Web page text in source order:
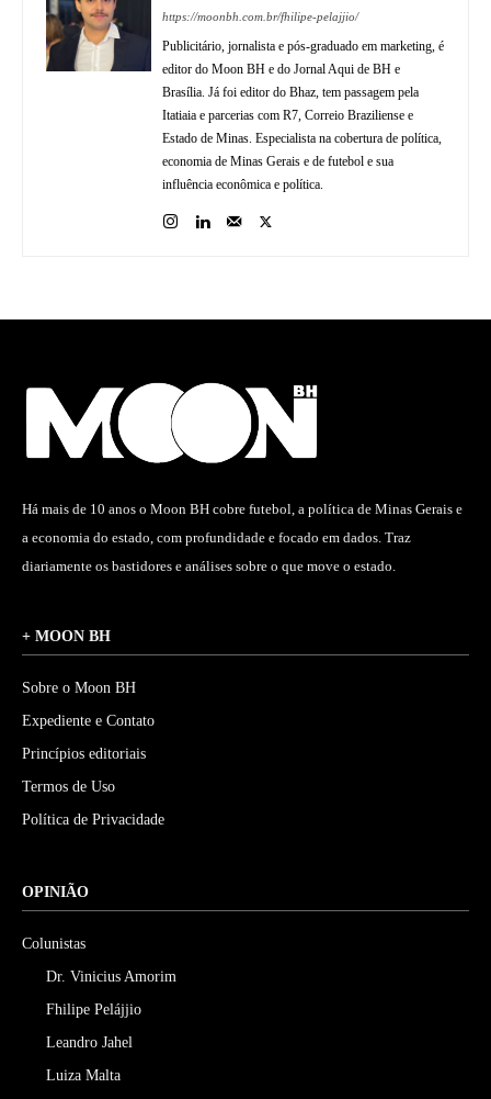
https://moonbh.com.br/fhilipe-pelajjio/
Publicitário, jornalista e pós-graduado em marketing, é
editor do Moon BH e do Jornal Aqui de BH e
Brasília. Já foi editor do Bhaz, tem passagem pela
Itatiaia e parcerias com R7, Correio Braziliense e
Estado de Minas. Especialista na cobertura de política,
economia de Minas Gerais e de futebol e sua
influência econômica e política.
Há mais de 10 anos o Moon BH cobre futebol, a política de Minas Gerais e
a economia do estado, com profundidade e focado em dados. Traz
diariamente os bastidores e análises sobre o que move o estado.
+ MOON BH
Sobre o Moon BH
Expediente e Contato
Princípios editoriais
Termos de Uso
Política de Privacidade
OPINIÃO
Colunistas
Dr. Vinicius Amorim
Fhilipe Pelájjio
Leandro Jahel
Luiza Malta